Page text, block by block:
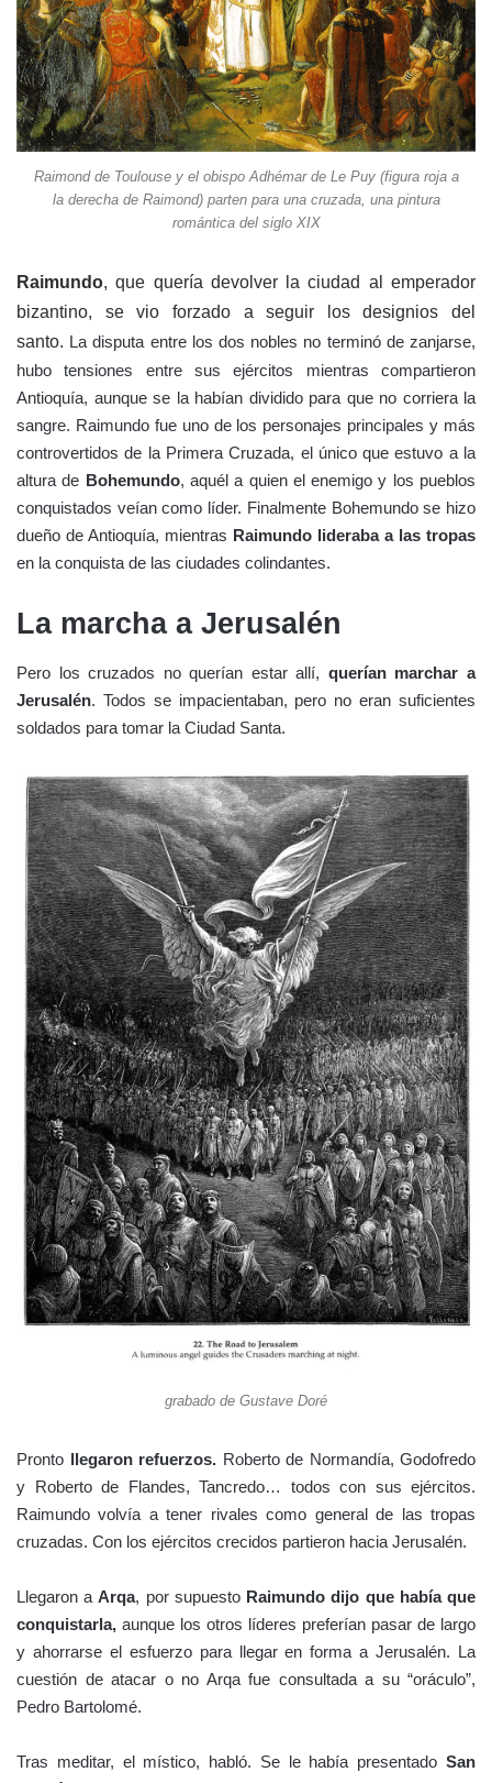
Raimond de Toulouse y el obispo Adhémar de Le Puy (figura roja a
la derecha de Raimond) parten para una cruzada, una pintura
romántica del siglo XIX
Raimundo, que quería devolver la ciudad al emperador
bizantino, se vio forzado a seguir los designios del
santo. La disputa entre los dos nobles no terminó de zanjarse,
hubo tensiones entre sus ejércitos mientras compartieron
Antioquía, aunque se la habían dividido para que no corriera la
sangre. Raimundo fue uno de los personajes principales y más
controvertidos de la Primera Cruzada, el único que estuvo a la
altura de Bohemundo, aquél a quien el enemigo y los pueblos
conquistados veían como líder. Finalmente Bohemundo se hizo
dueño de Antioquía, mientras Raimundo lideraba a las tropas
en la conquista de las ciudades colindantes.
La marcha a Jerusalén
Pero los cruzados no querían estar allí, querían marchar a
Jerusalén. Todos se impacientaban, pero no eran suficientes
soldados para tomar la Ciudad Santa.
grabado de Gustave Doré
Pronto llegaron refuerzos. Roberto de Normandía, Godofredo
y Roberto de Flandes, Tancredo… todos con sus ejércitos.
Raimundo volvía a tener rivales como general de las tropas
cruzadas. Con los ejércitos crecidos partieron hacia Jerusalén.
Llegaron aArqa, por supuestoRaimundo dijo que había que
conquistarla, aunque los otros líderes preferían pasar de largo
y ahorrarse el esfuerzo para llegar en forma a Jerusalén. La
cuestión de atacar o no Arqa fue consultada a su “oráculo”,
Pedro Bartolomé.
Tras meditar, el místico, habló. Se le había presentado San